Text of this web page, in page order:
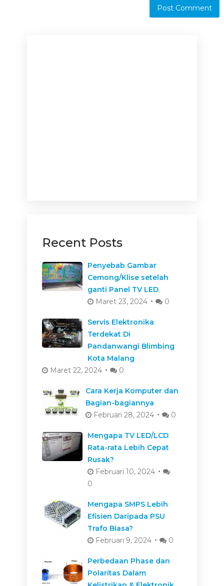
Recent Posts
Penyebab Gambar
Cemong/Klise setelah
ganti Panel TV LED
Maret 23, 2024
0
Servis Elektronika
Terdekat Di
Pandanwangi Blimbing
Kota Malang
Maret 22, 2024
0
Cara Kerja Komputer dan
Bagian-bagiannya
Februari 28, 2024
0
Mengapa TV LED/LCD
Rata-rata Lebih Cepat
Rusak?
Februari 10, 2024
0
Mengapa SMPS Lebih
Efisien Daripada PSU
Trafo Biasa?
Februari 9, 2024
0
Perbedaan Phase dan
Polaritas Dalam